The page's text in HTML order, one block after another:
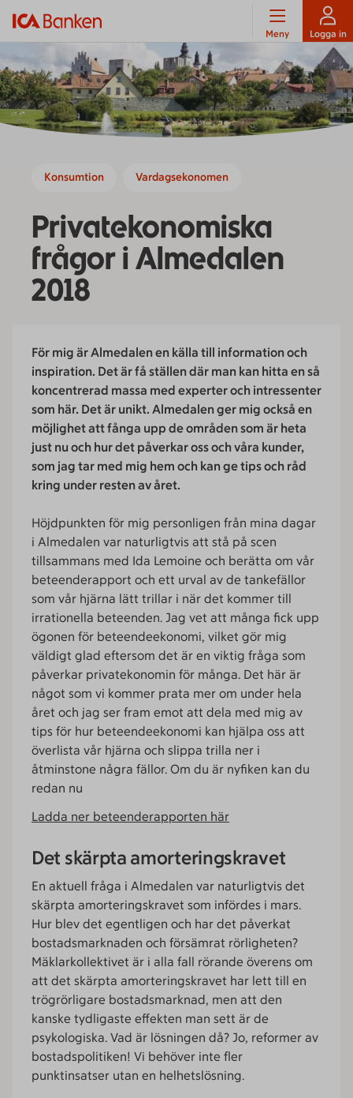
Meny Logga in
Konsumtion Vardagsekonomen
Privatekonomiska
frågor i Almedalen
2018
För mig är Almedalen en källa till information och
inspiration. Det är få ställen där man kan hitta en så
koncentrerad massa med experter och intressenter
som här. Det är unikt. Almedalen ger mig också en
möjlighet att fånga upp de områden som är heta
just nu och hur det påverkar oss och våra kunder,
som jag tar med mig hem och kan ge tips och råd
kring under resten av året.
Höjdpunkten för mig personligen från mina dagar
i Almedalen var naturligtvis att stå på scen
tillsammans med Ida Lemoine och berätta om vår
beteenderapport och ett urval av de tankefällor
som vår hjärna lätt trillar i när det kommer till
irrationella beteenden. Jag vet att många fick upp
ögonen för beteendeekonomi, vilket gör mig
väldigt glad eftersom det är en viktig fråga som
påverkar privatekonomin för många. Det här är
något som vi kommer prata mer om under hela
året och jag ser fram emot att dela med mig av
tips för hur beteendeekonomi kan hjälpa oss att
överlista vår hjärna och slippa trilla ner i
åtminstone några fällor. Om du är nyfiken kan du
redan nu
Ladda ner beteenderapporten här
Det skärpta amorteringskravet
En aktuell fråga i Almedalen var naturligtvis det
skärpta amorteringskravet som infördes i mars.
Hur blev det egentligen och har det påverkat
bostadsmarknaden och försämrat rörligheten?
Mäklarkollektivet är i alla fall rörande överens om
att det skärpta amorteringskravet har lett till en
trögrörligare bostadsmarknad, men att den
kanske tydligaste effekten man sett är de
psykologiska. Vad är lösningen då? Jo, reformer av
bostadspolitiken! Vi behöver inte fler
punktinsatser utan en helhetslösning.